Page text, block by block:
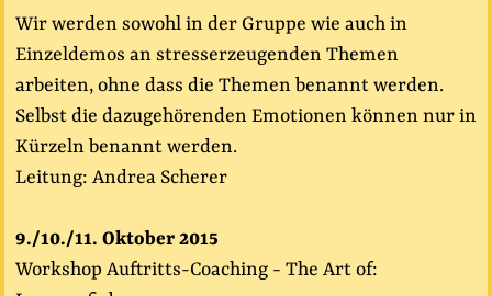
Wir werden sowohl in der Gruppe wie auch in
Einzeldemos an stresserzeugenden Themen
arbeiten, ohne dass die Themen benannt werden.
Selbst die dazugehörenden Emotionen können nur in
Kürzeln benannt werden.
Leitung: Andrea Scherer
9./10./11. Oktober 2015
Workshop Auftritts-Coaching - The Art of: